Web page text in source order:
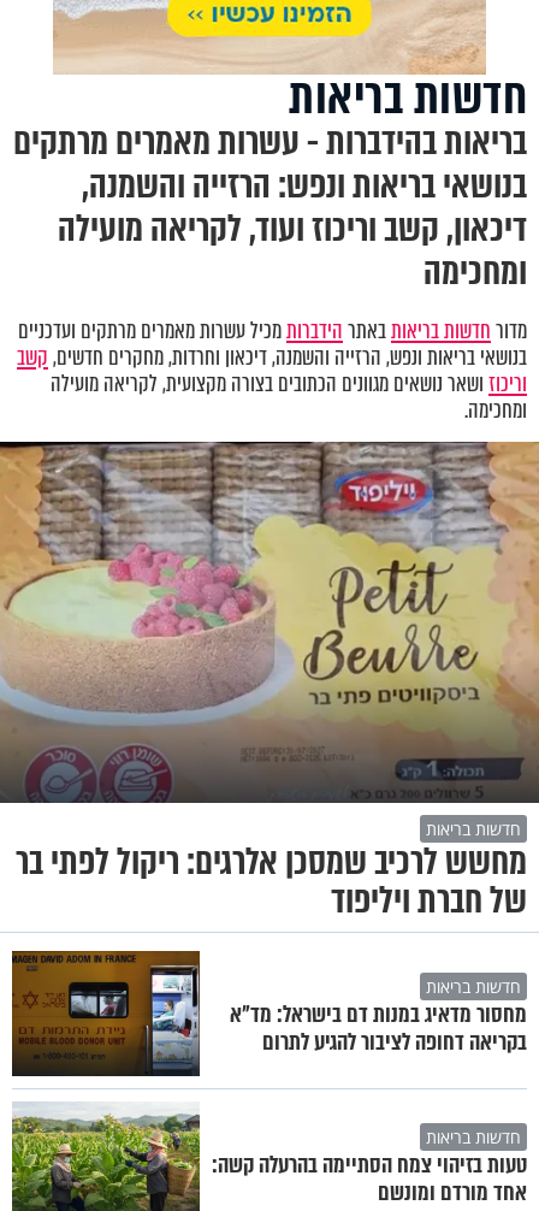
חדשות בריאות
בריאות בהידברות - עשרות מאמרים מרתקים
בנושאי בריאות ונפש: הרזייה והשמנה,
דיכאון, קשב וריכוז ועוד, לקריאה מועילה
ומחכימה
מדורחדשות בריאותבאתרהידברותמכיל עשרות מאמרים מרתקים ועדכניים
בנושאי בריאות ונפש,הרזייה והשמנה, דיכאון וחרדות,מחקרים חדשים,קשב
וריכוזושאר נושאים מגוונים הכתובים בצורה מקצועית, לקריאה מועילה
ומחכימה.
חדשות בריאות
מחשש לרכיב שמסכן אלרגים: ריקול לפתי בר
של חברת ויליפוד
חדשות בריאות
מחסור מדאיג במנות דם בישראל: מד"א
בקריאה דחופה לציבור להגיע לתרום
חדשות בריאות
טעות בזיהוי צמח הסתיימה בהרעלה קשה:
אחד מורדם ומונשם